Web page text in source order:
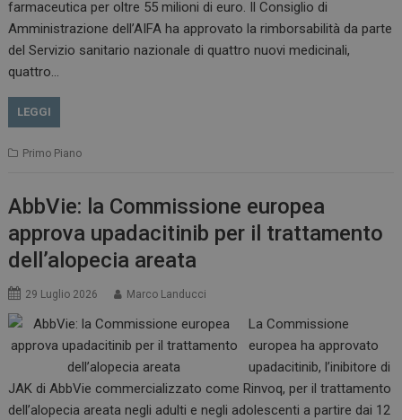
farmaceutica per oltre 55 milioni di euro. Il Consiglio di
Amministrazione dell’AIFA ha approvato la rimborsabilità da parte
del Servizio sanitario nazionale di quattro nuovi medicinali,
quattro…
LEGGI
Primo Piano
AbbVie: la Commissione europea
approva upadacitinib per il trattamento
dell’alopecia areata
29 Luglio 2026 Marco Landucci
La Commissione
europea ha approvato
upadacitinib, l’inibitore di
JAK di AbbVie commercializzato come Rinvoq, per il trattamento
dell’alopecia areata negli adulti e negli adolescenti a partire dai 12
VISITOR_INFO1_LIVE
Google LLC
.youtube.com
5